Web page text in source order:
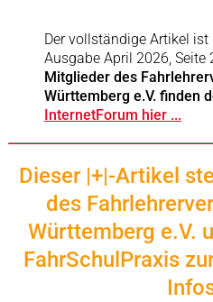
Der vollständige Artikel
Ausgabe April 2026, Seite
Mitglieder des
Württemberg e.V. finden
InternetForum hier ...
Dieser |+|-Artikel
des
Württemberg e.V.
FahrSchulPraxis